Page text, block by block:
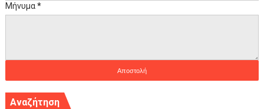
Μήνυμα*
Αναζήτηση